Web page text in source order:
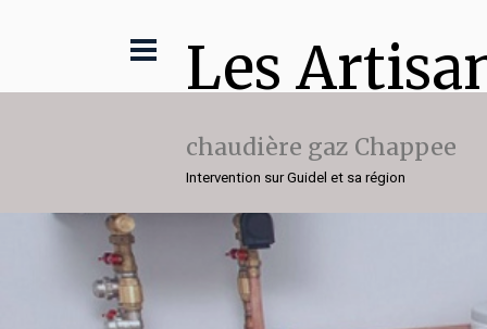
Les
chaudière gaz Chappee
Intervention sur Guidel et sa région